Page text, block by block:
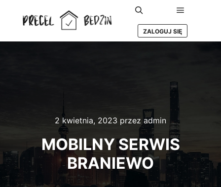
Szukaj Główne
ZALOGUJ SIĘ
2 kwietnia, 2023 przez admin
MOBILNY SERWIS
BRANIEWO